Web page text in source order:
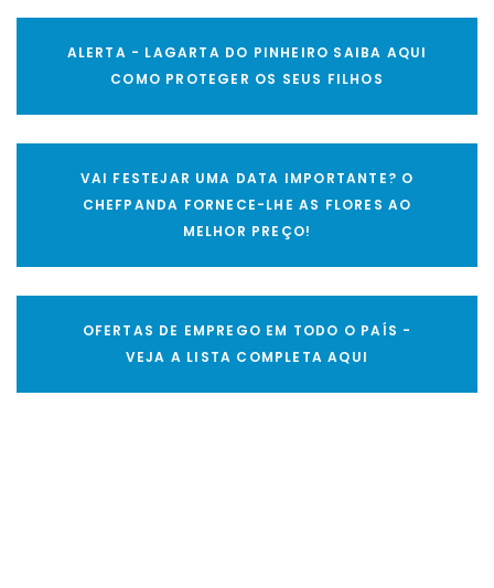
ALERTA - LAGARTA DO PINHEIRO SAIBA AQUI
COMO PROTEGER OS SEUS FILHOS
VAI FESTEJAR UMA DATA IMPORTANTE? O
CHEFPANDA FORNECE-LHE AS FLORES AO
MELHOR PREÇO!
OFERTAS DE EMPREGO EM TODO O PAÍS -
VEJA A LISTA COMPLETA AQUI